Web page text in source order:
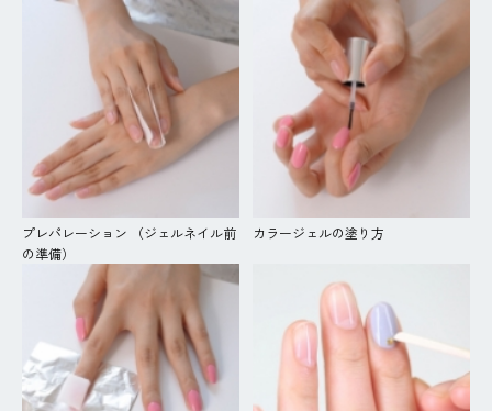
プレパレーション （ジェルネイル前
の準備）
カラージェルの塗り方